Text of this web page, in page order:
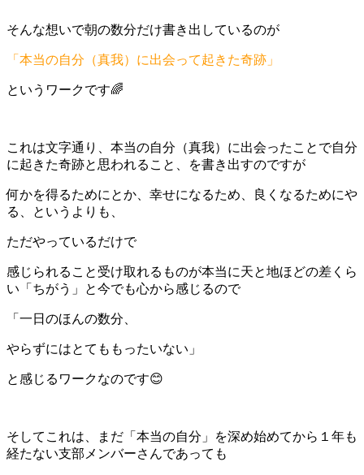
そんな想いで朝の数分だけ書き出しているのが
「本当の自分（真我）に出会って起きた奇跡」
というワークです🌈
これは文字通り、本当の自分（真我）に出会ったことで自分
に起きた奇跡と思われること、を書き出すのですが
何かを得るためにとか、幸せになるため、良くなるためにや
る、というよりも、
ただやっているだけで
感じられること受け取れるものが本当に天と地ほどの差くら
い「ちがう」と今でも心から感じるので
「一日のほんの数分、
やらずにはとてももったいない」
と感じるワークなのです😊
そしてこれは、まだ「本当の自分」を深め始めてから１年も
経たない支部メンバーさんであっても